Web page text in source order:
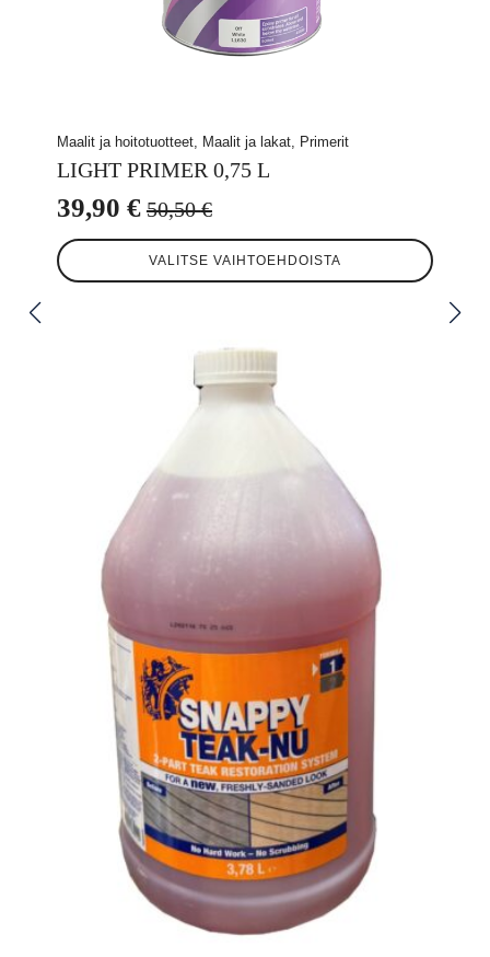
Maalit ja hoitotuotteet, Maalit ja lakat, Primerit
LIGHT PRIMER 0,75 L
50,50€
Alkuperäinen
hinta
oli:
39,90 €
Nykyinen
hinta
on:
VALITSE VAIHTOEHDOISTA
Tällä
tuotteella